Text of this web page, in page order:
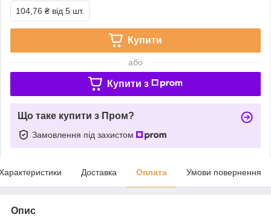
104,76 ₴ від 5 шт.
Купити
або
Купити з
Що таке купити з Пром?
Замовлення під захистом
Доставка Оплата Умови повернення
Опис